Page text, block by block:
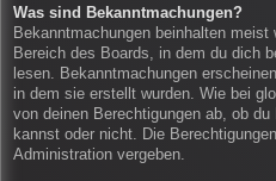
Was sind Bekanntmachungen?
Bekanntmachungen beinhalten
Bereich des Boards, in dem du dich
lesen. Bekanntmachungen
in dem sie erstellt wurden. Wie bei
von deinen Berechtigungen ab, ob
kannst oder nicht. Die
Administration vergeben.